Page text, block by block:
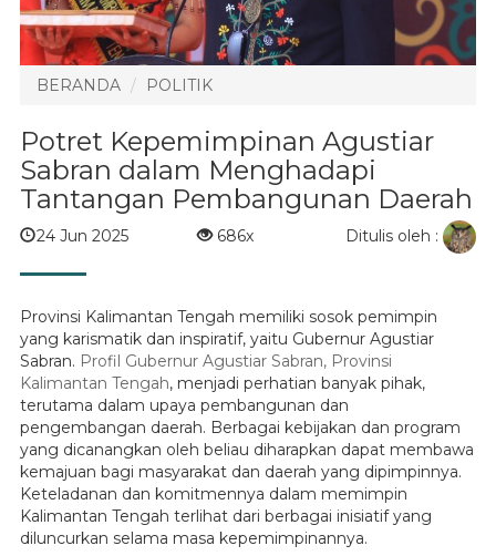
BERANDA POLITIK
Potret Kepemimpinan Agustiar
Sabran dalam Menghadapi
Tantangan Pembangunan Daerah
24 Jun 2025 686x Ditulis oleh :
Provinsi Kalimantan Tengah memiliki sosok pemimpin
yang karismatik dan inspiratif, yaitu Gubernur Agustiar
Sabran. Profil Gubernur Agustiar Sabran, Provinsi
Kalimantan Tengah, menjadi perhatian banyak pihak,
terutama dalam upaya pembangunan dan
pengembangan daerah. Berbagai kebijakan dan program
yang dicanangkan oleh beliau diharapkan dapat membawa
kemajuan bagi masyarakat dan daerah yang dipimpinnya.
Keteladanan dan komitmennya dalam memimpin
Kalimantan Tengah terlihat dari berbagai inisiatif yang
diluncurkan selama masa kepemimpinannya.